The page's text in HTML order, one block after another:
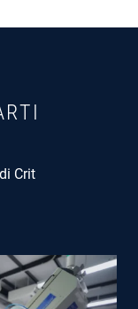
Crit